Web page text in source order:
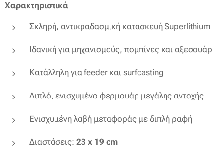
Χαρακτηριστικά
Σκληρή, αντικραδασμική κατασκευή Superlithium
Ιδανική για μηχανισμούς, πομπίνες και αξεσουάρ
Κατάλληλη για feeder και surfcasting
Διπλό, ενισχυμένο φερμουάρ μεγάλης αντοχής
Ενισχυμένη λαβή μεταφοράς με διπλή ραφή
Διαστάσεις: 23 x 19 cm